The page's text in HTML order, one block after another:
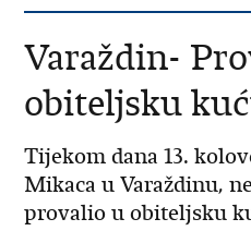
Varaždin-
obiteljsku
Tijekom dana 13.
Mikaca u Varaždinu,
provalio u obiteljsku